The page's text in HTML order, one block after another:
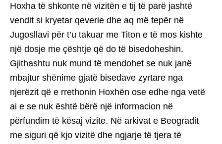
Hoxha të shkonte në vizitën e tij të parë jashtë
vendit si kryetar qeverie dhe aq më tepër në
Jugosllavi për t’u takuar me Titon e të mos kishte
një dosje me çështje që do të bisedoheshin.
Gjithashtu nuk mund të mendohet se nuk janë
mbajtur shënime gjatë bisedave zyrtare nga
njerëzit që e rrethonin Hoxhën ose edhe nga vetë
ai e se nuk është bërë një informacion në
përfundim të kësaj vizite. Në arkivat e Beogradit
me siguri që kjo vizitë dhe ngjarje të tjera të